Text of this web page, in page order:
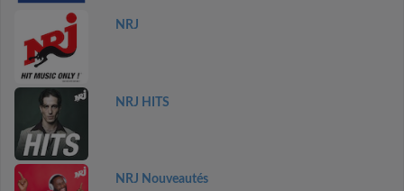
NRJ
NRJ HITS
NRJ Nouveautés